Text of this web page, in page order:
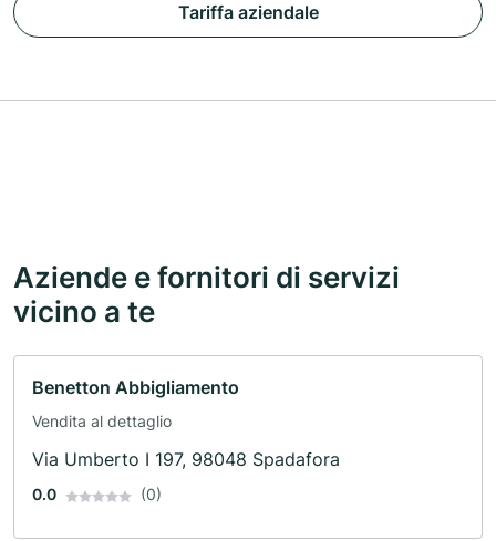
Tariffa aziendale
Aziende e fornitori di servizi
vicino a te
Benetton Abbigliamento
Vendita al dettaglio
Via Umberto I 197, 98048 Spadafora
0.0 (0)